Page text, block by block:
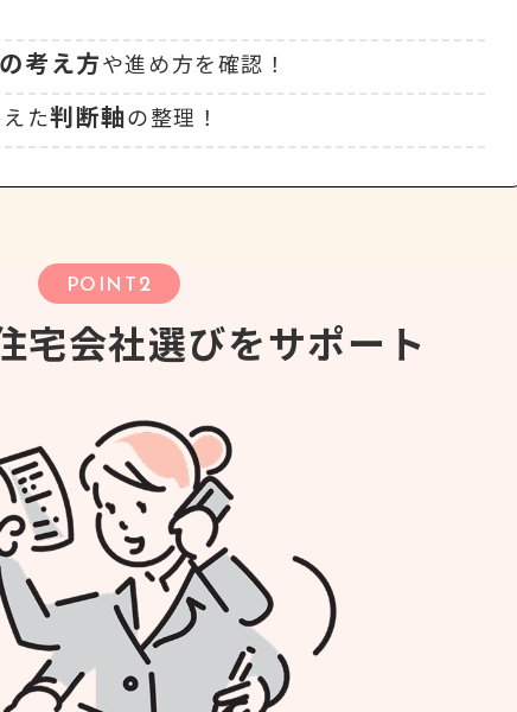
考え方や進め方を確認！
た判断軸の整理！
POINT 2
宅会社選びをサポート